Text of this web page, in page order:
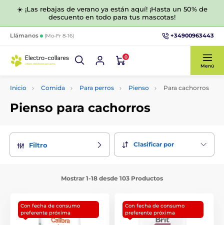
☀️ ¡Las rebajas de verano ya están aquí! ¡Hasta un 50% de
descuento en todo para tus mascotas!
Llámanos (Mo-Fr 8-16) +34900963443
0
Menú
Inicio Comida Para perros Pienso Para cachorros
Pienso para cachorros
Filtro Clasificar por
Mostrar 1-18 desde 103 Productos
Con fecha de consumo
preferente próxima
Con fecha de consumo
preferente próxima